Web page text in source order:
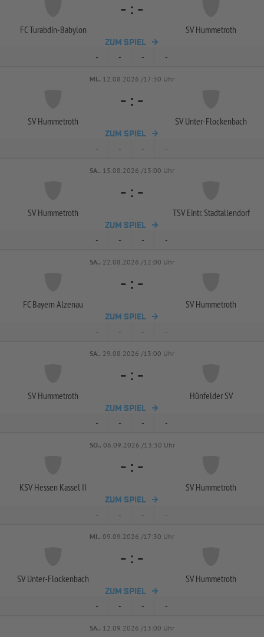
FC Turabdin-Babylon
- : -
SV Hummetroth
ZUM SPIEL
- - - -
MI.. 12.08.2026 /17:30 Uhr
SV Hummetroth
- : -
SV Unter-Flockenbach
ZUM SPIEL
- - - -
SA.. 15.08.2026 /13:00 Uhr
SV Hummetroth
- : -
TSV Eintr. Stadtallendorf
ZUM SPIEL
- - - -
SA.. 22.08.2026 /12:00 Uhr
FC Bayern Alzenau
- : -
SV Hummetroth
ZUM SPIEL
- - - -
SA.. 29.08.2026 /13:00 Uhr
SV Hummetroth
- : -
Hünfelder SV
ZUM SPIEL
- - - -
SO.. 06.09.2026 /13:30 Uhr
KSV Hessen Kassel II
- : -
SV Hummetroth
ZUM SPIEL
- - - -
MI.. 09.09.2026 /17:30 Uhr
SV Unter-Flockenbach
- : -
SV Hummetroth
ZUM SPIEL
- - - -
SA.. 12.09.2026 /13:00 Uhr